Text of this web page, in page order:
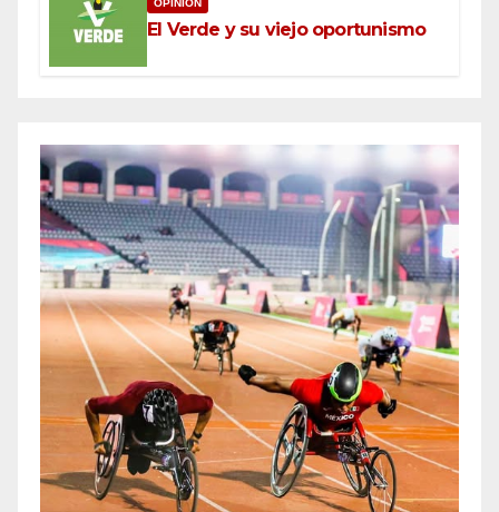
OPINIÓN
El Verde y su viejo oportunismo